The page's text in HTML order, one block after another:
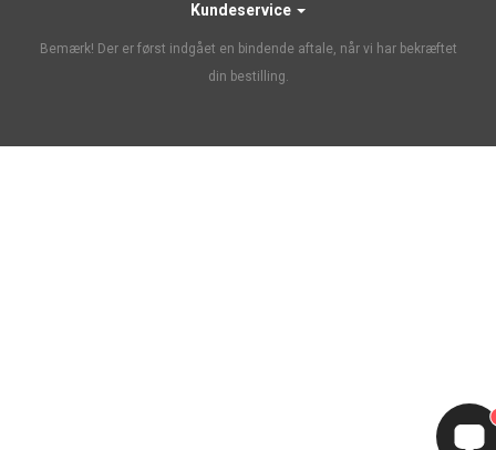
Kundeservice
Bemærk! Der er først indgået en bindende aftale, når vi har bekræftet
din bestilling.